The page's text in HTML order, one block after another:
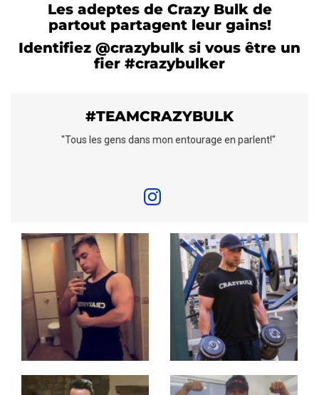
Les adeptes de Crazy Bulk de
partout partagent leur gains!
Identifiez @crazybulk si vous être un
fier #crazybulker
#TEAMCRAZYBULK
"Tous les gens dans mon entourage en parlent!"